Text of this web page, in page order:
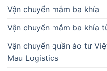
Vận chuyển mắm ba khía
Vận chuyển mắm ba khía
Vận chuyển quần áo từ
Mau Logistics